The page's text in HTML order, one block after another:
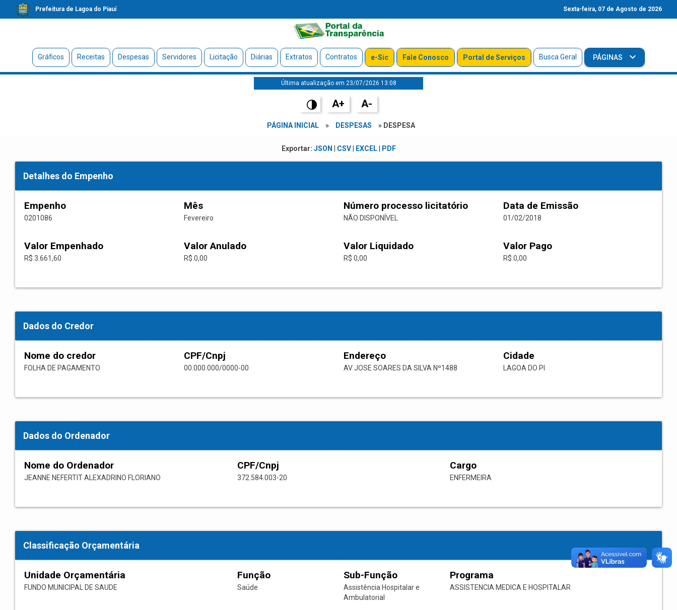
Prefeitura de Lagoa do Piauí Sexta-feira, 07 de Agosto de 2026
Gráficos Receitas Despesas Servidores Licitação Diárias Extratos Contratos e-Sic Fale Conosco Portal de Serviços Busca Geral PÁGINAS
Última atualização em 23/07/2026 13:08
A+ A-
PÁGINA INICIAL » DESPESAS » DESPESA
Exportar: JSON CSV| EXCEL| PDF
Detalhes do Empenho
Empenho
0201086
Mês
Fevereiro
Número processo licitatório
NÃO DISPONÍVEL
Data de Emissão
01/02/2018
Valor Empenhado
R$ 3.661,60
Valor Anulado
R$ 0,00
Valor Liquidado
R$ 0,00
Valor Pago
R$ 0,00
Dados do Credor
Nome do credor
FOLHA DE PAGAMENTO
CPF/Cnpj
00.000.000/0000-00
Endereço
AV JOSE SOARES DA SILVA Nº1488
Cidade
LAGOA DO PI
Dados do Ordenador
Nome do Ordenador
JEANNE NEFERTIT ALEXADRINO FLORIANO
CPF/Cnpj
372.584.003-20
Cargo
ENFERMEIRA
Classificação Orçamentária
Unidade Orçamentária
FUNDO MUNICIPAL DE SAUDE
Função
Saúde
Sub-Função
Assistência Hospitalar e
Ambulatorial
Programa
ASSISTENCIA MEDICA E HOSPITALAR